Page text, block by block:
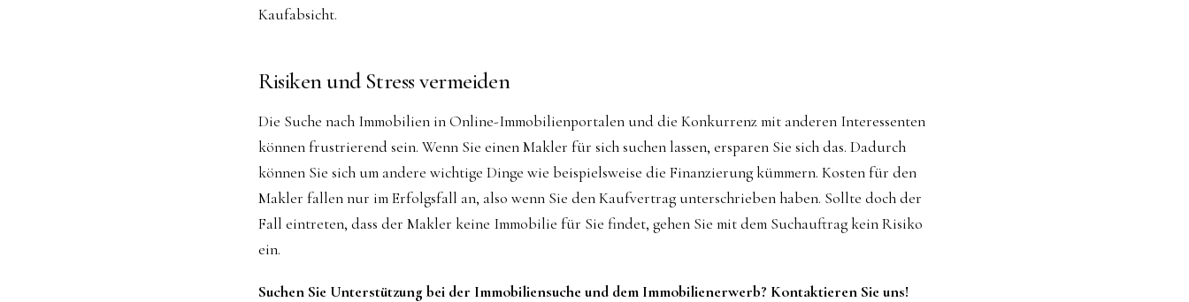
Kaufabsicht.
Risiken und Stress vermeiden
Die Suche nach Immobilien in Online-Immobilienportalen und die Konkurrenz mit anderen Interessenten
können frustrierend sein. Wenn Sie einen Makler für sich suchen lassen, ersparen Sie sich das. Dadurch
können Sie sich um andere wichtige Dinge wie beispielsweise die Finanzierung kümmern. Kosten für den
Makler fallen nur im Erfolgsfall an, also wenn Sie den Kaufvertrag unterschrieben haben. Sollte doch der
Fall eintreten, dass der Makler keine Immobilie für Sie findet, gehen Sie mit dem Suchauftrag kein Risiko
ein.
Suchen Sie Unterstützung bei der Immobiliensuche und dem Immobilienerwerb? Kontaktieren Sie uns!